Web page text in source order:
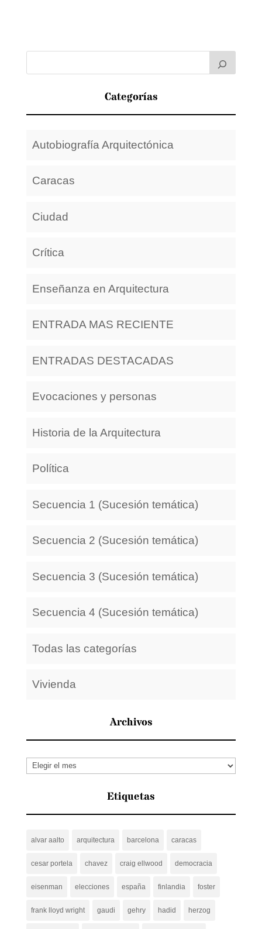
Categorías
Autobiografía Arquitectónica
Caracas
Ciudad
Crítica
Enseñanza en Arquitectura
ENTRADA MAS RECIENTE
ENTRADAS DESTACADAS
Evocaciones y personas
Historia de la Arquitectura
Política
Secuencia 1 (Sucesión temática)
Secuencia 2 (Sucesión temática)
Secuencia 3 (Sucesión temática)
Secuencia 4 (Sucesión temática)
Todas las categorías
Vivienda
Archivos
Archivos
Etiquetas
alvar aalto arquitectura barcelona caracas
cesar portela chavez craig ellwood democracia
eisenman elecciones españa finlandia foster
frank lloyd wright gaudi gehry hadid herzog